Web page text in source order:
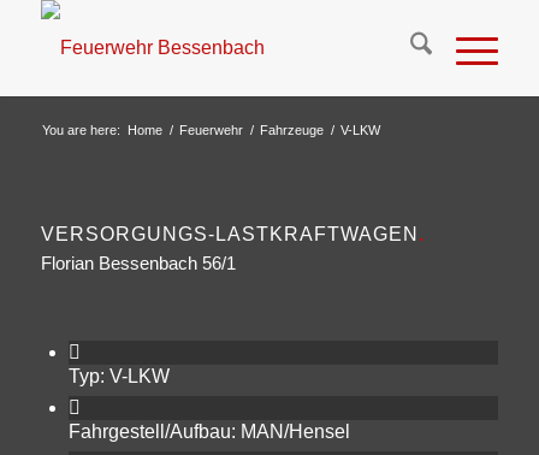
You are here: Home / Feuerwehr / Fahrzeuge / V-LKW
VERSORGUNGS-LASTKRAFTWAGEN .
Florian Bessenbach 56/1
Typ: V-LKW
Fahrgestell/Aufbau: MAN/Hensel